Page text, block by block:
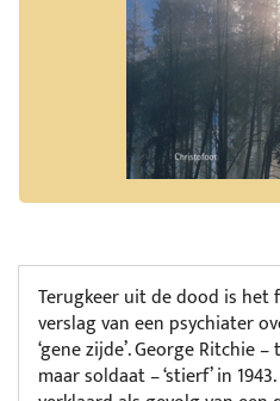
Terugkeer uit de dood is het
verslag van een psychiater
‘gene zijde’. George Ritchie
maar soldaat – ‘stierf’ in